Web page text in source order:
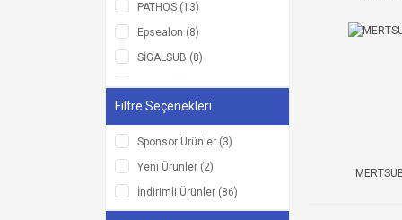
PATHOS (13)
Epsealon (8)
SİGALSUB (8)
CRESSİ (7)
O.M.E.R (7)
FREESUB (6)
DUNLOP (5)
SALVİMAR (4)
Filtre Seçenekleri
Sponsor Ürünler (3)
Yeni Ürünler (2)
İndirimli Ürünler (86)